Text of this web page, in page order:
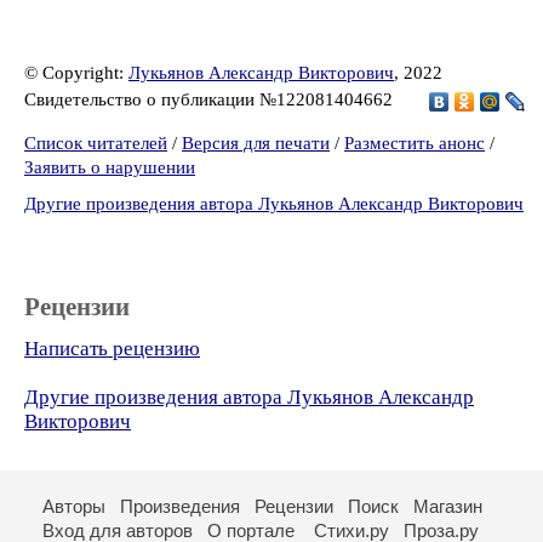
© Copyright: Лукьянов Александр Викторович, 2022
Свидетельство о публикации №122081404662
Список читателей / Версия для печати / Разместить анонс /
Заявить о нарушении
Другие произведения автора Лукьянов Александр Викторович
Рецензии
Написать рецензию
Другие произведения автора Лукьянов Александр
Викторович
Авторы Произведения Рецензии Поиск
Магазин
Вход для авторов
О портале Стихи.ру Проза.ру